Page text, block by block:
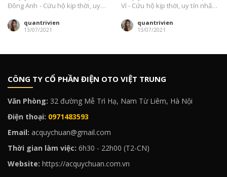
Đông Anh - Cứu hộ kịp thời, uy
quantrivien
13/07/2021
Vì - Cứu hộ kịp thời, uy tín nhất
quantrivien
13/07/2021
CÔNG TY CỔ PHẦN ĐIỆN OTO VIỆT TRUNG
Văn Phòng: 32 đường Mễ Trì Hạ, Nam Từ Liêm, Hà Nội
Điện thoại: 0971483593
Email: acquychuan@gmail.com
Thời gian làm việc: 6h30 - 22h00 (T2-CN)
Website: https://acquychuan.com.vn